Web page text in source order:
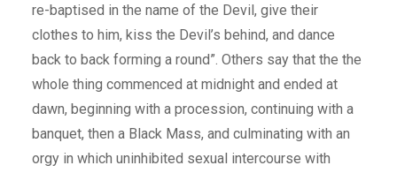
re-baptised in the name of the Devil, give their
clothes to him, kiss the Devil’s behind, and dance
back to back forming a round”. Others say that the the
whole thing commenced at midnight and ended at
dawn, beginning with a procession, continuing with a
banquet, then a Black Mass, and culminating with an
orgy in which uninhibited sexual intercourse with